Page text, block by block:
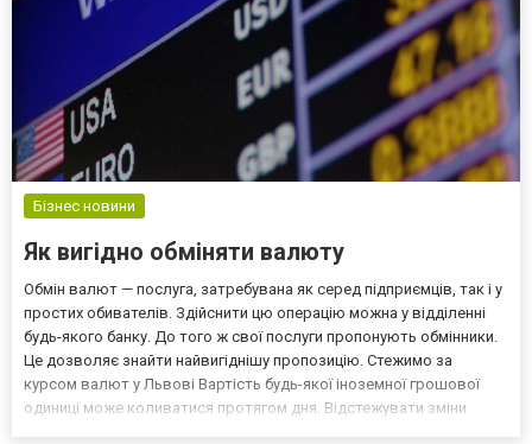
Бізнес новини
Як вигідно обміняти валюту
Обмін валют — послуга, затребувана як серед підприємців, так і у
простих обивателів. Здійснити цю операцію можна у відділенні
будь-якого банку. До того ж свої послуги пропонують обмінники.
Це дозволяє знайти найвигіднішу пропозицію. Стежимо за
курсом валют у Львові Вартість будь-якої іноземної грошової
одиниці може коливатися протягом дня. Відстежувати зміни